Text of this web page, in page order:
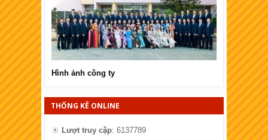
Hình ảnh công ty Hình ảnh
THỐNG KÊ ONLINE
Lượt truy cập: 6137789